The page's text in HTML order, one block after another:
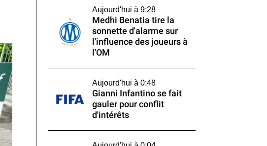
Aujourd'hui à 9:28
Medhi Benatia tire la
sonnette d'alarme sur
l'influence des joueurs à
l'OM
Aujourd'hui à 0:48
Gianni Infantino se fait
gauler pour conflit
d'intérêts